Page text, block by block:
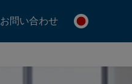
お問い合わせ